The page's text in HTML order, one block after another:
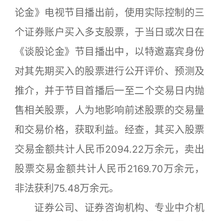
论金》电视节目播出前，使用实际控制的三
个证券账户买入多支股票，于当日或次日在
《谈股论金》节目播出中，以特邀嘉宾身份
对其先期买入的股票进行公开评价、预测及
推介，并于节目首播后一至二个交易日内抛
售相关股票，人为地影响前述股票的交易量
和交易价格，获取利益。经查，其买入股票
交易金额共计人民币2094.22万余元，卖出
股票交易金额共计人民币2169.70万余元，
非法获利75.48万余元。
证券公司、证券咨询机构、专业中介机